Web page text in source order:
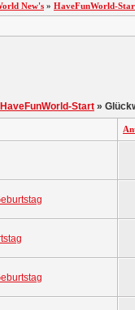
New's » HaveFunWorld-
HaveFunWorld-Start »